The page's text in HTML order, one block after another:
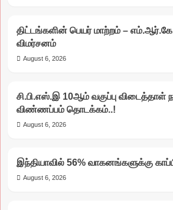
திட்டங்களின் பெயர் மாற்றம் –
விமர்சனம்
August 6, 2026
சி.பி.எஸ்.இ 10ஆம் வகுப்பு விடைத்தாள்
விண்ணப்பம் தொடக்கம்..!
August 6, 2026
இந்தியாவில் 56% வாகனங்களுக்கு
August 6, 2026